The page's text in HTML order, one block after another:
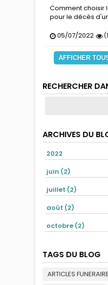
Comment choisir
pour le décès
05/07/2022
AFFICHER
RECHERCHER
ARCHIVES DU
2022
juin (2)
juillet (2)
août (2)
octobre (2)
TAGS DU BLOG
ARTICLES